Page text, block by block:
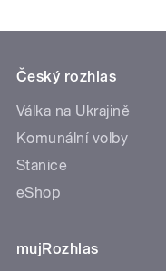
Český rozhlas
Válka na Ukrajině
Komunální volby
Stanice
eShop
mujRozhlas